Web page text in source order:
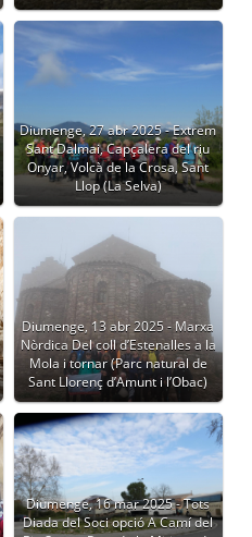
Diumenge, 27 abr 2025 - Extrem
Sant Dalmai, Capçalera del riu
Onyar, Volcà de la Crosa, Sant
Llop (La Selva)
Diumenge, 13 abr 2025 - Marxa
Nòrdica Del coll d’Estenalles a la
Mola i tornar (Parc natural de
Sant Llorenç d’Amunt i l’Obac)
Diumenge, 16 mar 2025 - Tots
Diada del Soci opció A Camí del